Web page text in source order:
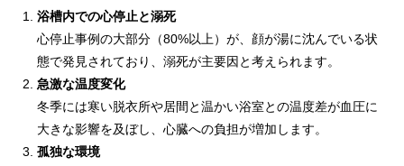
浴槽内での心停止と溺死
心停止事例の大部分（80%以上）が、顔が湯に沈んでいる状
態で発見されており、溺死が主要因と考えられます。
急激な温度変化
冬季には寒い脱衣所や居間と温かい浴室との温度差が血圧に
大きな影響を及ぼし、心臓への負担が増加します。
孤独な環境